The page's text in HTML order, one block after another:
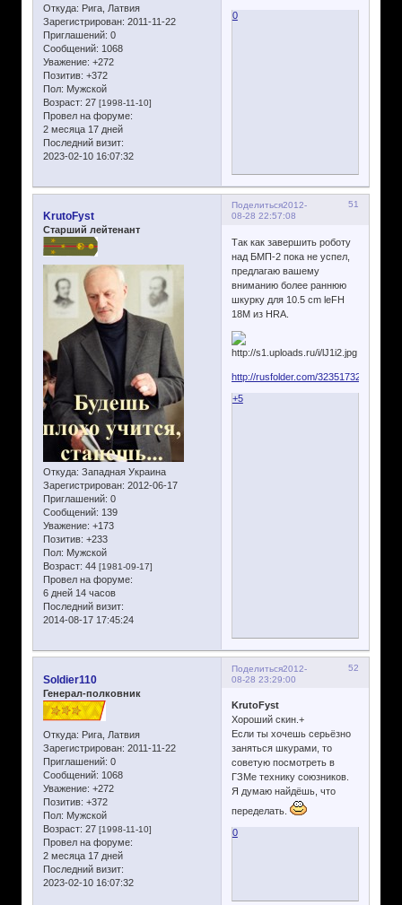
Откуда: Рига, Латвия
Зарегистрирован: 2011-11-22
Приглашений: 0
Сообщений: 1068
Уважение: +272
Позитив: +372
Пол: Мужской
Возраст: 27 [1998-11-10]
Провел на форуме:
2 месяца 17 дней
Последний визит:
2023-02-10 16:07:32
0
Поделиться 51
2012-
08-28 22:57:08
KrutoFyst
Старший лейтенант
Откуда: Западная Украина
Зарегистрирован: 2012-06-17
Приглашений: 0
Сообщений: 139
Уважение: +173
Позитив: +233
Пол: Мужской
Возраст: 44 [1981-09-17]
Провел на форуме:
6 дней 14 часов
Последний визит:
2014-08-17 17:45:24
Так как завершить роботу
над БМП-2 пока не успел,
предлагаю вашему
вниманию более раннюю
шкурку для 10.5 cm leFH
18M из HRA.
http://rusfolder.com/32351732
+5
Поделиться 52
2012-
08-28 23:29:00
Soldier110
Генерал-полковник
Откуда: Рига, Латвия
Зарегистрирован: 2011-11-22
Приглашений: 0
Сообщений: 1068
Уважение: +272
Позитив: +372
Пол: Мужской
Возраст: 27 [1998-11-10]
Провел на форуме:
2 месяца 17 дней
Последний визит:
2023-02-10 16:07:32
KrutoFyst
Хороший скин.+
Если ты хочешь серьёзно
заняться шкурами, то
советую посмотреть в
ГЗМе технику союзников.
Я думаю найдёшь, что
переделать.
0